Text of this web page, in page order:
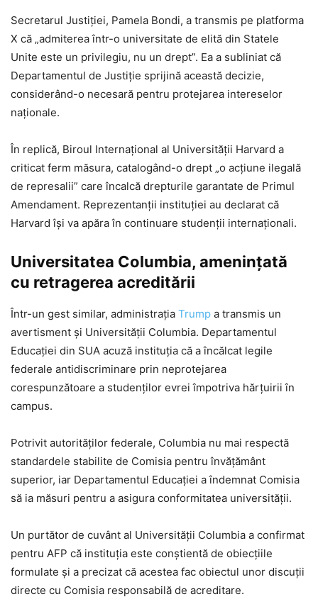
Secretarul Justiției, Pamela Bondi, a transmis pe platforma
X că „admiterea într-o universitate de elită din Statele
Unite este un privilegiu, nu un drept”. Ea a subliniat că
Departamentul de Justiție sprijină această decizie,
considerând-o necesară pentru protejarea intereselor
naționale.
În replică, Biroul Internațional al Universității Harvard a
criticat ferm măsura, catalogând-o drept „o acțiune ilegală
de represalii” care încalcă drepturile garantate de Primul
Amendament. Reprezentanții instituției au declarat că
Harvard își va apăra în continuare studenții internaționali.
Universitatea Columbia, amenințată
cu retragerea acreditării
Într-un gest similar, administrația Trump a transmis un
avertisment și Universității Columbia. Departamentul
Educației din SUA acuză instituția că a încălcat legile
federale antidiscriminare prin neprotejarea
corespunzătoare a studenților evrei împotriva hărțuirii în
campus.
Potrivit autorităților federale, Columbia nu mai respectă
standardele stabilite de Comisia pentru învățământ
superior, iar Departamentul Educației a îndemnat Comisia
să ia măsuri pentru a asigura conformitatea universității.
Un purtător de cuvânt al Universității Columbia a confirmat
pentru AFP că instituția este conștientă de obiecțiile
formulate și a precizat că acestea fac obiectul unor discuții
directe cu Comisia responsabilă de acreditare.